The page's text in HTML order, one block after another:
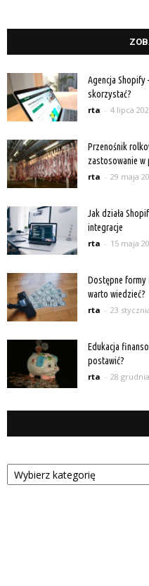
Agencja Shopify
skorzystać?
rta - 4 lipca
Przenośnik
zastosowanie w
rta - 29 maja
Jak działa
integracje
rta - 15 maja
Dostępne formy
warto wiedzieć?
rta - 23
Edukacja
postawić?
rta - 28
Kategorie